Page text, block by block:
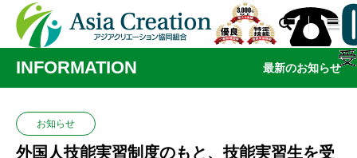

INFORMATION 最新のお知らせ
お知らせ
外国人技能実習制度のもと、技能実習生を受